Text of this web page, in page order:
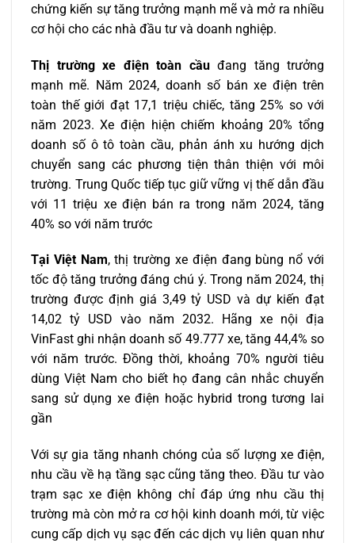
chứng kiến sự tăng trưởng mạnh mẽ và mở ra nhiều
cơ hội cho các nhà đầu tư và doanh nghiệp.
Thị trường xe điện toàn cầuđang tăng trưởng
mạnh mẽ. Năm 2024, doanh số bán xe điện trên
toàn thế giới đạt 17,1 triệu chiếc, tăng 25% so với
năm 2023. Xe điện hiện chiếm khoảng 20% tổng
doanh số ô tô toàn cầu, phản ánh xu hướng dịch
chuyển sang các phương tiện thân thiện với môi
trường. Trung Quốc tiếp tục giữ vững vị thế dẫn đầu
với 11 triệu xe điện bán ra trong năm 2024, tăng
40% so với năm trước
Tại Việt Nam, thị trường xe điện đang bùng nổ với
tốc độ tăng trưởng đáng chú ý. Trong năm 2024, thị
trường được định giá 3,49 tỷ USD và dự kiến đạt
14,02 tỷ USD vào năm 2032. Hãng xe nội địa
VinFast ghi nhận doanh số 49.777 xe, tăng 44,4% so
với năm trước. Đồng thời, khoảng 70% người tiêu
dùng Việt Nam cho biết họ đang cân nhắc chuyển
sang sử dụng xe điện hoặc hybrid trong tương lai
gần
Với sự gia tăng nhanh chóng của số lượng xe điện,
nhu cầu về hạ tầng sạc cũng tăng theo. Đầu tư vào
trạm sạc xe điện không chỉ đáp ứng nhu cầu thị
trường mà còn mở ra cơ hội kinh doanh mới, từ việc
cung cấp dịch vụ sạc đến các dịch vụ liên quan như